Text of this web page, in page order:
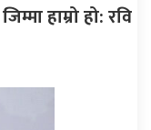
हाम्रो हो: रवि